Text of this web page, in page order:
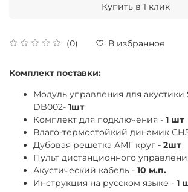
(0) В избранное
Купить в 1 клик
Комплект поставки:
Модуль управления для акустики
DB002- 1шт
Комплект для подключения - 1 шт
Влаго-термостойкий динамик
Дубовая решетка АМГ круг - 2шт
Пульт дистанционного
Акустический кабель - 10 м.п.
Инструкция на русском языке - 1